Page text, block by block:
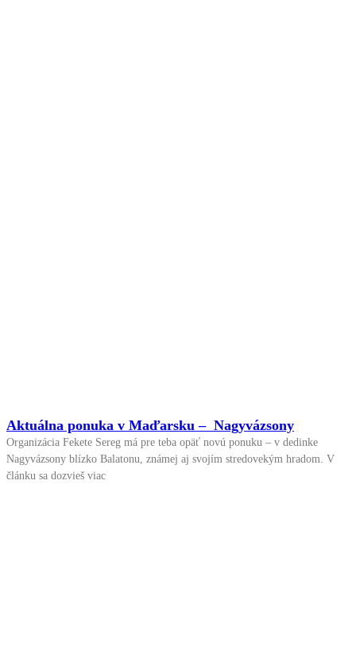
Aktuálna ponuka v Maďarsku – Nagyvázsony
Organizácia Fekete Sereg má pre teba opäť novú ponuku – v dedinke
Nagyvázsony blízko Balatonu, známej aj svojím stredovekým hradom. V
článku sa dozvieš viac